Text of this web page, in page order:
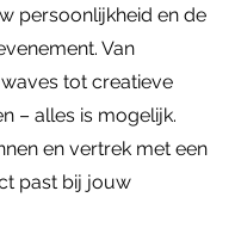
persoonlijkheid en de
Van
tot creatieve
– alles is mogelijk.
en vertrek met een
past bij jouw